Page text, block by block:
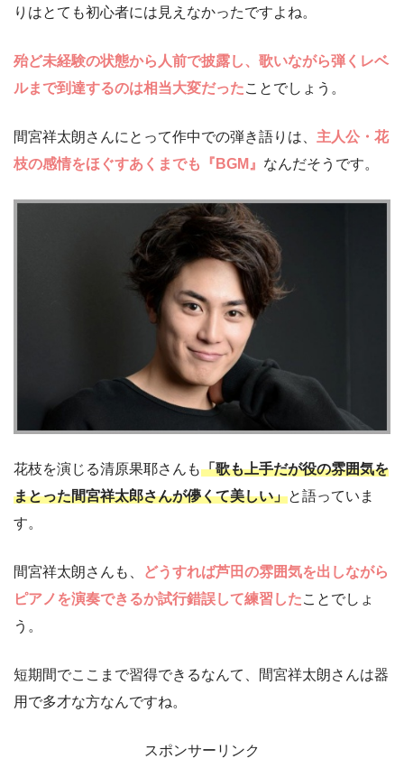
りはとても初心者には見えなかったですよね。
殆ど未経験の状態から人前で披露し、歌いながら弾くレベ
ルまで到達するのは相当大変だったことでしょう。
間宮祥太朗さんにとって作中での弾き語りは、 主人公・花
枝の感情をほぐすあくまでも『BGM』 なんだそうです。
花枝を演じる清原果耶さんも「歌も上手だが役の雰囲気を
まとった間宮祥太郎さんが儚くて美しい」と語っていま
す。
間宮祥太朗さんも、
どうすれば芦田の雰囲気を出しながら
ピアノを演奏できるか試行錯誤して練習したことでしょ
う。
短期間でここまで習得できるなんて、間宮祥太朗さんは器
用で多才な方なんですね。
スポンサーリンク